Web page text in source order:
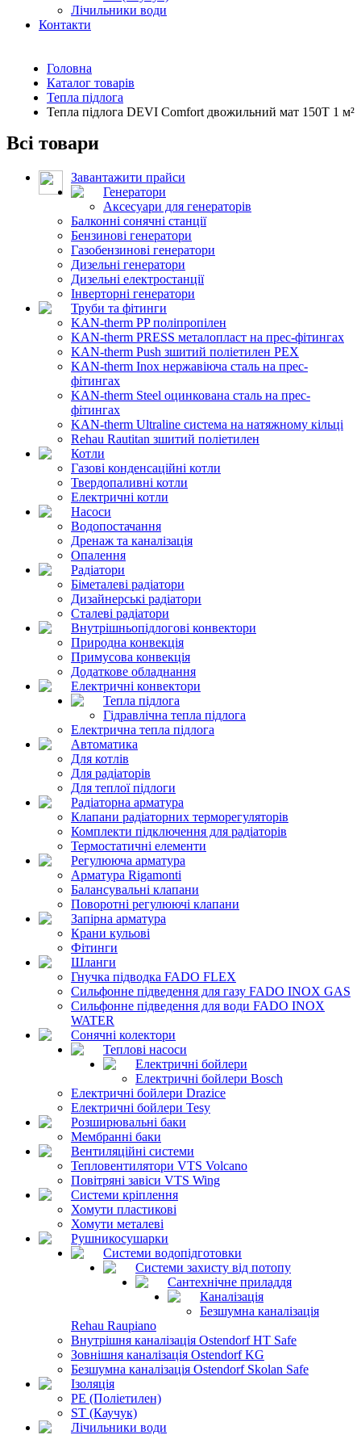
Лічильники води
Контакти
Головна
Каталог товарів
Тепла підлога
Тепла підлога DEVI Comfort двожильний мат 150T 1 м²
Всі товари
Завантажити прайси
Генератори
Аксесуари для генераторів
Балконні сонячні станції
Бензинові генератори
Газобензинові генератори
Дизельні генератори
Дизельні електростанції
Інверторні генератори
Труби та фітинги
KAN-therm PP поліпропілен
KAN-therm PRESS металопласт на прес-фітингах
KAN-therm Push зшитий поліетилен PEX
KAN-therm Inox нержавіюча сталь на прес-
фітингах
KAN-therm Steel оцинкована сталь на прес-
фітингах
KAN-therm Ultraline система на натяжному кільці
Rehau Rautitan зшитий поліетилен
Котли
Газові конденсаційні котли
Твердопаливні котли
Електричні котли
Насоси
Водопостачання
Дренаж та каналізація
Опалення
Радіатори
Біметалеві радіатори
Дизайнерські радіатори
Сталеві радіатори
Внутрішньопідлогові конвектори
Природна конвекція
Примусова конвекція
Додаткове обладнання
Електричні конвектори
Тепла підлога
Гідравлічна тепла підлога
Електрична тепла підлога
Автоматика
Для котлів
Для радіаторів
Для теплої підлоги
Радіаторна арматура
Клапани радіаторних терморегуляторів
Комплекти підключення для радіаторів
Термостатичні елементи
Регулююча арматура
Арматура Rigamonti
Балансувальні клапани
Поворотні регулюючі клапани
Запірна арматура
Крани кульові
Фітинги
Шланги
Гнучка підводка FADO FLEX
Сильфонне підведення для газу FADO INOX GAS
Сильфонне підведення для води FADO INOX
WATER
Сонячні колектори
Теплові насоси
Електричні бойлери
Електричні бойлери Bosch
Електричні бойлери Drazice
Електричні бойлери Tesy
Розширювальні баки
Мембранні баки
Вентиляційні системи
Тепловентилятори VTS Volcano
Повітряні завіси VTS Wing
Системи кріплення
Хомути пластикові
Хомути металеві
Рушникосушарки
Системи водопідготовки
Системи захисту від потопу
Сантехнічне приладдя
Каналізація
Безшумна каналізація
Rehau Raupiano
Внутрішня каналізація Ostendorf HT Safe
Зовнішня каналізація Ostendorf KG
Безшумна каналізація Ostendorf Skolan Safe
Ізоляція
PE (Поліетилен)
ST (Каучук)
Лічильники води